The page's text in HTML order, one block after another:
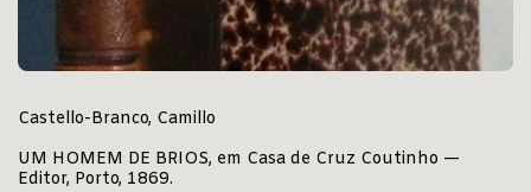
Castello-Branco, Camillo
UM HOMEM DE BRIOS, em Casa de Cruz Coutinho —
Editor, Porto, 1869.